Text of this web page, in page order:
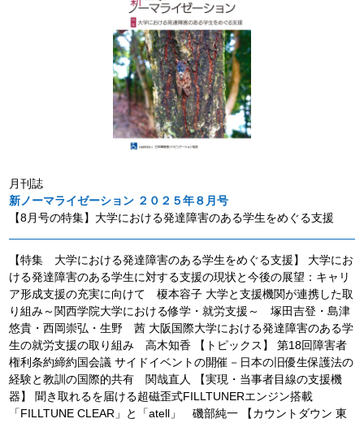
月刊誌
新ノーマライゼーション ２０２５年８月号
【8月号の特集】大学における発達障害のある学生をめぐる支援
【特集 大学における発達障害のある学生をめぐる支援】 大学にお
ける発達障害のある学生に対する支援の現状と今後の展望：キャリ
ア形成支援の充実に向けて 榎本容子 大学と支援機関が連携した取
り組み～関西学院大学における修学・就労支援～ 塚田吉登・島津
悠貴・西岡崇弘・生野 茜 大阪国際大学における発達障害のある学
生の就労支援の取り組み 高木知香 【トピックス】 第18回障害者
権利条約締約国会議 サイドイベントの開催－日本の旧優生保護法の
経験と教訓の国際的共有 関哉直人 【実現・当事者目線の支援機
器】 聞き取れるを届ける超磁歪式FILLTUNERエンジン搭載
「FILLTUNE CLEAR」と「atell」 磯部純一 【カウントダウン 東